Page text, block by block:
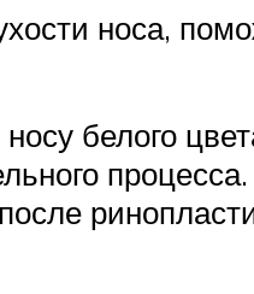
носа,
белого